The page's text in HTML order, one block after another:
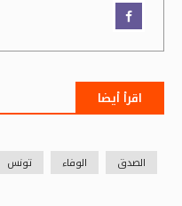
اقرأ أيضا
الصدق الوفاء تونس